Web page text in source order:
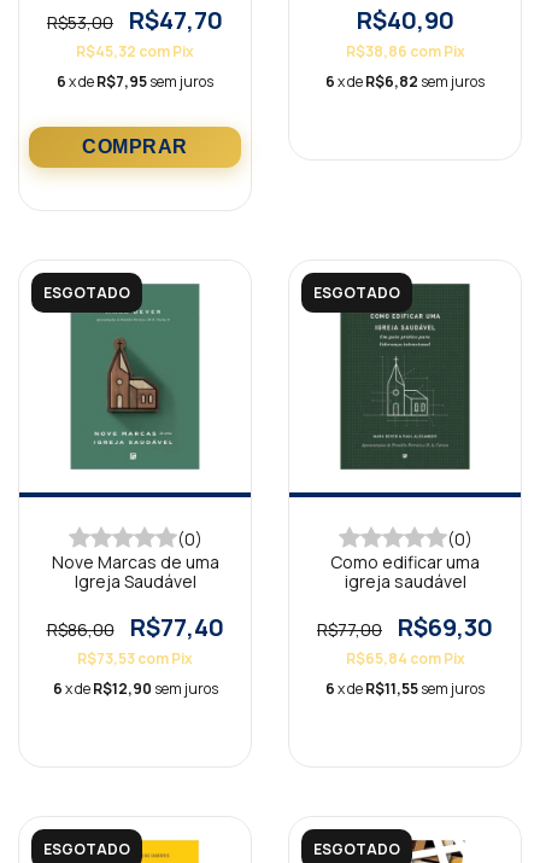
R$53,00 R$47,70
R$45,32 comPix
6x deR$7,95sem juros
R$40,90
R$38,86 com Pix
6x deR$6,82 sem juros
ESGOTADO
(0)
Nove Marcas de uma
Igreja Saudável
R$86,00 R$77,40
R$73,53comPix
6x deR$12,90 sem juros
ESGOTADO
(0)
Como edificar uma
igreja saudável
R$77,00 R$69,30
R$65,84 com Pix
6x deR$11,55sem juros
ESGOTADO ESGOTADO